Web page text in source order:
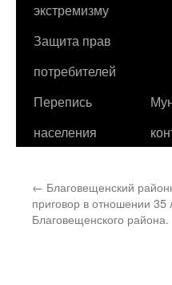
экстремизму
Защита прав
потребителей
Перепись
населения
← Благовещенский
приговор в отношении 35
Благовещенского района.